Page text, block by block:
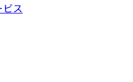
ビス